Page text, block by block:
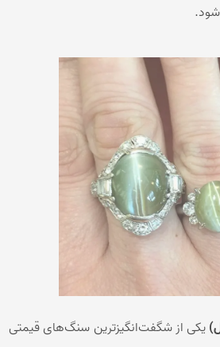
یکی از شگفت‌انگیزترین سنگ‌های قیمتی